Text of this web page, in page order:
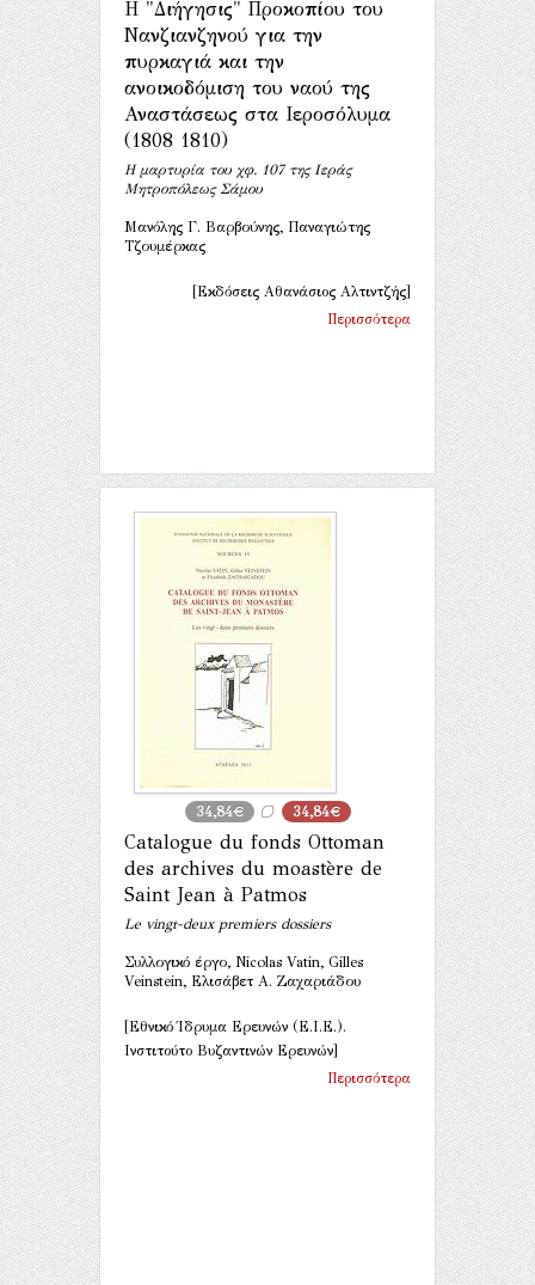
Η "Διήγησις" Προκοπίου του
Νανζιανζηνού για την
πυρκαγιά και την
ανοικοδόμιση του ναού της
Αναστάσεως στα Ιεροσόλυμα
(1808 1810)
Η μαρτυρία του χφ. 107 της Ιεράς
Μητροπόλεως Σάμου
Μανόλης Γ. Βαρβούνης, Παναγιώτης
Τζουμέρκας
[Εκδόσεις Αθανάσιος Αλτιντζής]
Περισσότερα
34,84€ 34,84€
Catalogue du fonds Ottoman
des archives du moastère de
Saint Jean à Patmos
Le vingt-deux premiers dossiers
Συλλογικό έργο, Nicolas Vatin, Gilles
Veinstein, Ελισάβετ Α. Ζαχαριάδου
[Εθνικό Ίδρυμα Ερευνών (Ε.Ι.Ε.).
Ινστιτούτο Βυζαντινών Ερευνών]
Περισσότερα